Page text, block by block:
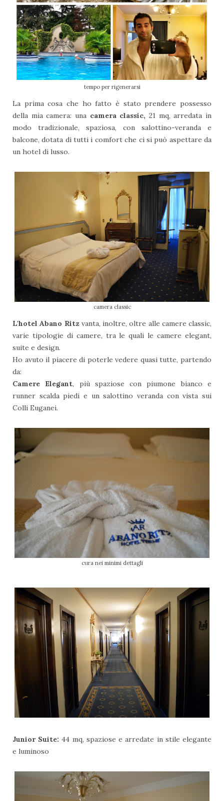
tempo per rigenerarsi
La prima cosa che ho fatto è stato prendere possesso
della mia camera: una camera classic, 21 mq, arredata in
modo tradizionale, spaziosa, con salottino-veranda e
balcone, dotata di tutti i comfort che ci si può aspettare da
un hotel di lusso.
camera classic
L'hotel Abano Ritzvanta, inoltre, oltre alle camere classic,
varie tipologie di camere, tra le quali le camere elegant,
suite e design.
Ho avuto il piacere di poterle vedere quasi tutte, partendo
da:
Camere Elegant, più spaziose con piumone bianco e
runner scalda piedi e un salottino veranda con vista sui
Colli Euganei.
cura nei minimi dettagli
Junior Suite:44 mq, spaziose e arredate in stile elegante
e luminoso